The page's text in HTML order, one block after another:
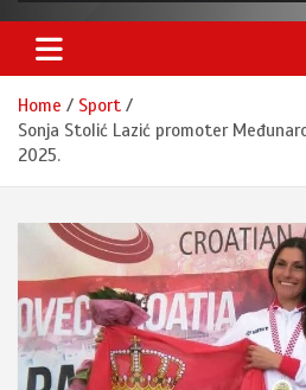
Home
Sport
Sonja Stolić Lazić promoter
2025.